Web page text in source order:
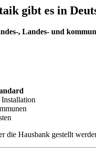
gibt es in
, Landes- und
die Hausbank gestellt